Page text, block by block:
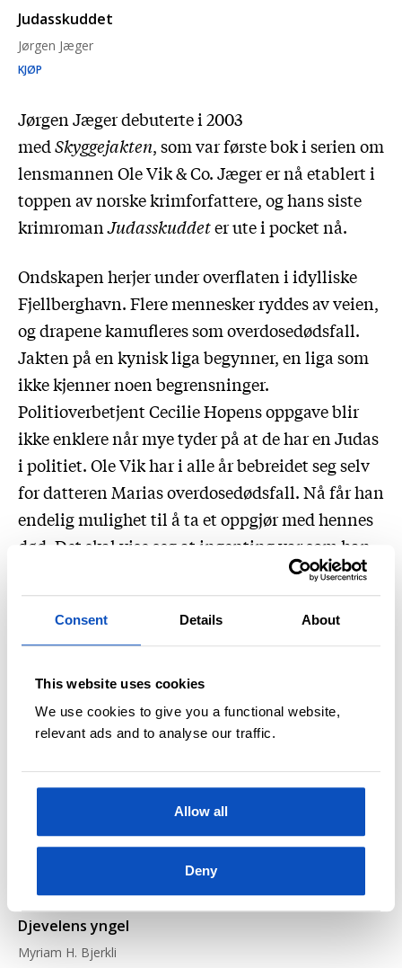
Consent Details About
This website uses cookies
We use cookies to give you a functional website,
relevant ads and to analyse our traffic.
Allow all
Deny
Judasskuddet
Jørgen Jæger
KJØP
Jørgen Jæger debuterte i 2003
medSkyggejakten, som var første bok i serien om
lensmannen Ole Vik & Co. Jæger er nå etablert i
toppen av norske krimforfattere, og hans siste
krimromanJudasskuddeter ute i pocket nå.
Ondskapen herjer under overflaten i idylliske
Fjellberghavn. Flere mennesker ryddes av veien,
og drapene kamufleres som overdosedødsfall.
Jakten på en kynisk liga begynner, en liga som
ikke kjenner noen begrensninger.
Politioverbetjent Cecilie Hopens oppgave blir
ikke enklere når mye tyder på at de har en Judas
i politiet. Ole Vik har i alle år bebreidet seg selv
for datteren Marias overdosedødsfall. Nå får han
endelig mulighet til å ta et oppgjør med hennes
død. Det skal vise seg at ingenting var som han
Djevelens yngel
Djevelens yngel
Myriam H. Bjerkli